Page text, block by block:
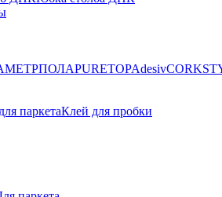
МЕТРПОЛАPURETOPAdesiv
паркетаКлей для пробки